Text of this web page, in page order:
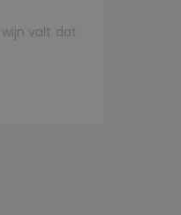
valt dat